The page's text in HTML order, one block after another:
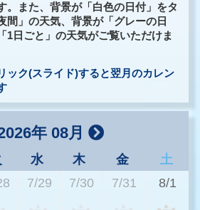
。また、背景が「白色の日付」をタ
間」の天気、背景が「グレーの日
1日ごと」の天気がご覧いただけま
ック(スライド)すると翌月のカレン
年 08月
水 木 金
土
7/29 7/30 7/31 8/1